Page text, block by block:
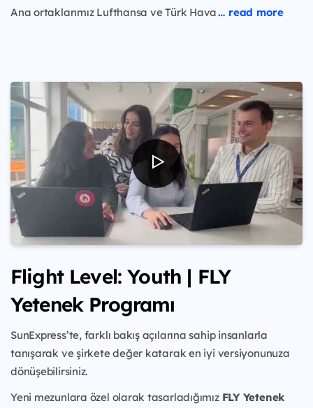
Ana ortaklarımız Lufthansa ve Türk Hava… read more
Flight Level: Youth | FLY
Yetenek Programı
SunExpress’te, farklı bakış açılarına sahip insanlarla
tanışarak ve şirkete değer katarak en iyi versiyonunuza
dönüşebilirsiniz.
Yeni mezunlara özel olarak tasarladığımız FLY Yetenek